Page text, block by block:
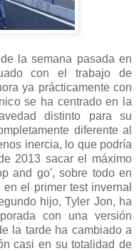
la semana pasada en
con el trabajo de
ya prácticamente con
se ha centrado en la
distinto para su
diferente al
inercia, lo que podría
2013 sacar el máximo
and go', sobre todo en
el primer test invernal
hijo, Tyler Jon, ha
con una versión
la tarde ha cambiado a
casi en su totalidad de